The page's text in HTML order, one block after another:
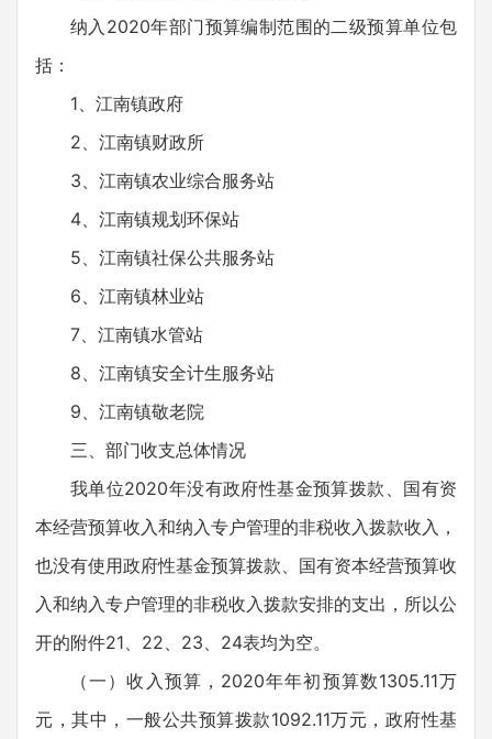
纳入2020年部门预算编制范围的二级预算单位包
括：
1、江南镇政府
2、江南镇财政所
3、江南镇农业综合服务站
4、江南镇规划环保站
5、江南镇社保公共服务站
6、江南镇林业站
7、江南镇水管站
8、江南镇安全计生服务站
9、江南镇敬老院
三、部门收支总体情况
我单位2020年没有政府性基金预算拨款、国有资
本经营预算收入和纳入专户管理的非税收入拨款收入，
也没有使用政府性基金预算拨款、国有资本经营预算收
入和纳入专户管理的非税收入拨款安排的支出，所以公
开的附件21、22、23、24表均为空。
（一）收入预算，2020年年初预算数1305.11万
元，其中，一般公共预算拨款1092.11万元，政府性基